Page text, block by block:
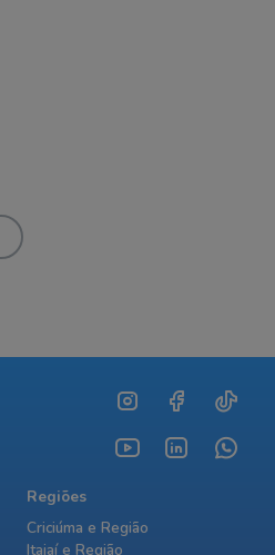
Regiões
Criciúma e Região
Itajaí e Região